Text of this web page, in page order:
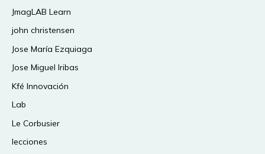
JmagLAB Learn
john christensen
Jose María Ezquiaga
Jose Miguel Iribas
Kfé Innovación
Lab
Le Corbusier
lecciones